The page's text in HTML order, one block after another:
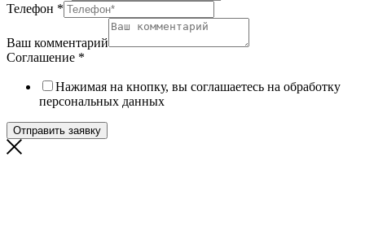
Телефон *
Ваш комментарий
Соглашение *
Нажимая на кнопку, вы соглашаетесь на обработку
персональных данных
Отправить заявку